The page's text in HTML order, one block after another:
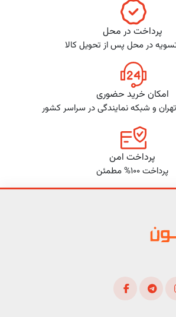
پرداخت در محل
در محل پس از تحویل کالا
امکان خرید حضوری
و شبکه نمایندگی در سراسر کشور
پرداخت امن
پرداخت 100% مطمئن